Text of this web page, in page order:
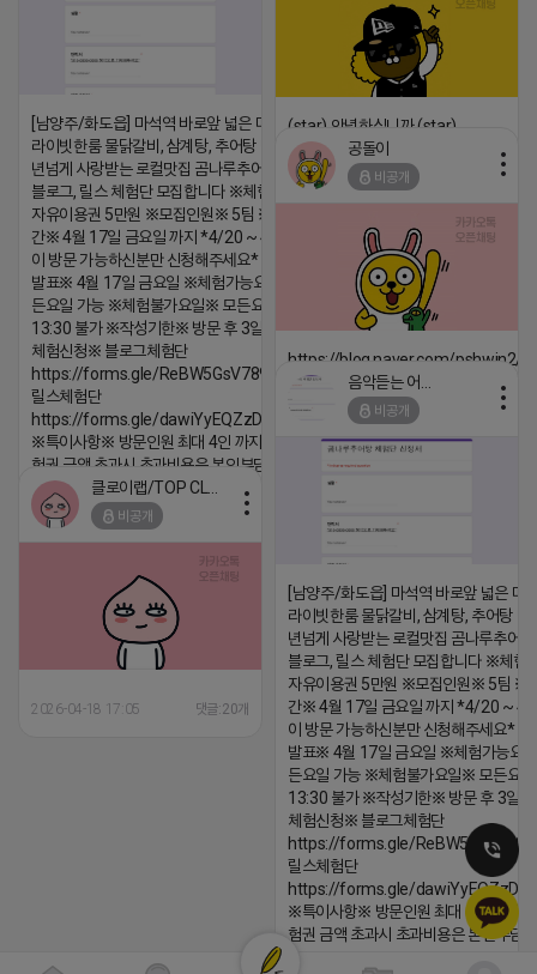
[남양주/화도읍] 마석역 바로앞 넓은 매장과, 프
라이빗한룸 물닭갈비, 삼계탕, 추어탕 맛집 10
년넘게 사랑받는 로컬맛집 곰나루추어탕에서
블로그, 릴스 체험단 모집합니다 ※체험메뉴※
자유이용권 5만원 ※모집인원※ 5팀 ※모집기
간※ 4월 17일 금요일 까지 *4/20 ~ 4/26 사
이 방문 가능하신분만 신청해주세요* ※체험단
발표※ 4월 17일 금요일 ※체험가능요일※ 모
든요일 가능 ※체험불가요일※ 모든요일 12 ~
13:30 불가 ※작성기한※ 방문 후 3일 이내 ※
체험신청※ 블로그체험단
https://forms.gle/ReBW5GsV789ur2Pz6
릴스체험단
https://forms.gle/dawiYyEQZzDdqf8W8
※특이사항※ 방문인원 최대 4인 까지 가능 체
험권 금액 초과시 초과비용은 본인부담입니다.
2026-04-18 17:13
(star) 안녕하십니까 (star)
2026-04-18 17:12
공돌이
비공개
https://blog.naver.com/pshwin2/
2026-04-18 17:12
비공개
[남양주/화도읍] 마석역 바로앞 넓은 매
라이빗한룸 물닭갈비, 삼계탕, 추어탕 맛
년넘게 사랑받는 로컬맛집 곰나루추어
블로그, 릴스 체험단 모집합니다 ※체험
자유이용권 5만원 ※모집인원※ 5팀 ※
간※ 4월 17일 금요일 까지 *4/20 ~ 4/
이 방문 가능하신분만 신청해주세요* ※
발표※ 4월 17일 금요일 ※체험가능요
든요일 가능 ※체험불가요일※ 모든요
13:30 불가 ※작성기한※ 방문 후 3일
체험신청※ 블로그체험단
https://forms.gle/
릴스체험단
https://forms.gle/
※특이사항※ 방문인원 최대 4인 까지
험권 금액 초과시 초과비용은 본인부담
2026-04-18 17:12
비공개
2026-04-18 17:05 댓글:20개